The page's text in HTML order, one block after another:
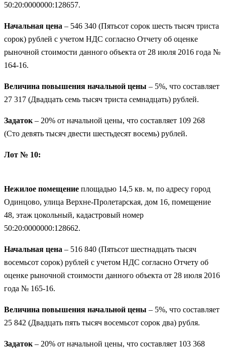
50:20:0000000:128657.
Начальная цена – 546 340 (Пятьсот сорок шесть тысяч триста
сорок) рублей с учетом НДС согласно Отчету об оценке
рыночной стоимости данного объекта от 28 июля 2016 года №
164-16.
Величина повышения начальной цены – 5%, что составляет
27 317 (Двадцать семь тысяч триста семнадцать) рублей.
Задаток – 20% от начальной цены, что составляет 109 268
(Сто девять тысяч двести шестьдесят восемь) рублей.
Лот № 10:
Нежилое помещение площадью 14,5 кв. м, по адресу город
Одинцово, улица Верхне-Пролетарская, дом 16, помещение
48, этаж цокольный, кадастровый номер
50:20:0000000:128662.
Начальная цена – 516 840 (Пятьсот шестнадцать тысяч
восемьсот сорок) рублей с учетом НДС согласно Отчету об
оценке рыночной стоимости данного объекта от 28 июля 2016
года № 165-16.
Величина повышения начальной цены – 5%, что составляет
25 842 (Двадцать пять тысяч восемьсот сорок два) рубля.
Задаток – 20% от начальной цены, что составляет 103 368